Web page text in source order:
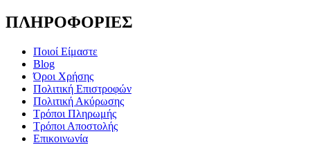
ΠΛΗΡΟΦΟΡΙΕΣ
Ποιοί Είμαστε
Blog
Όροι Χρήσης
Πολιτική Επιστροφών
Πολιτική Ακύρωσης
Τρόποι Πληρωμής
Τρόποι Αποστολής
Επικοινωνία